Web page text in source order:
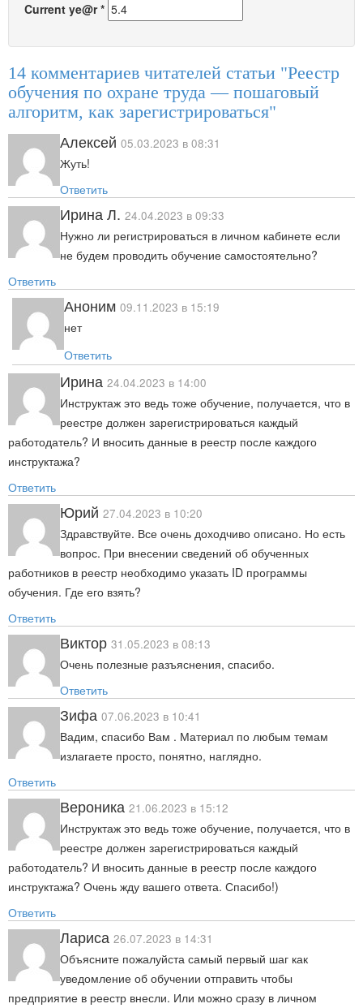
Current ye@r*
14 комментариев читателей статьи "Реестр
обучения по охране труда — пошаговый
алгоритм, как зарегистрироваться"
Алексей 05.03.2023 в 08:31
Жуть!
Ответить
Ирина Л. 24.04.2023 в 09:33
Нужно ли регистрироваться в личном кабинете если
не будем проводить обучение самостоятельно?
Ответить
Аноним 09.11.2023 в 15:19
нет
Ответить
Ирина 24.04.2023 в 14:00
Инструктаж это ведь тоже обучение, получается, что в
реестре должен зарегистрироваться каждый
работодатель? И вносить данные в реестр после каждого
инструктажа?
Ответить
Юрий 27.04.2023 в 10:20
Здравствуйте. Все очень доходчиво описано. Но есть
вопрос. При внесении сведений об обученных
работников в реестр необходимо указать ID программы
обучения. Где его взять?
Ответить
Виктор 31.05.2023 в 08:13
Очень полезные разъяснения, спасибо.
Ответить
Зифа 07.06.2023 в 10:41
Вадим, спасибо Вам . Материал по любым темам
излагаете просто, понятно, наглядно.
Ответить
Вероника 21.06.2023 в 15:12
Инструктаж это ведь тоже обучение, получается, что в
реестре должен зарегистрироваться каждый
работодатель? И вносить данные в реестр после каждого
инструктажа? Очень жду вашего ответа. Спасибо!)
Ответить
Лариса 26.07.2023 в 14:31
Объясните пожалуйста самый первый шаг как
уведомление об обучении отправить чтобы
предприятие в реестр внесли. Или можно сразу в личном